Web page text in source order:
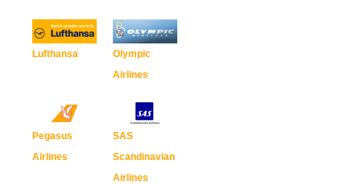
Lufthansa
Olympic
Airlines
Pegasus
Airlines
SAS
Scandinavian
Airlines